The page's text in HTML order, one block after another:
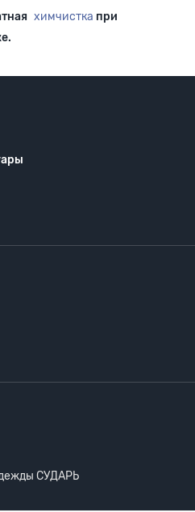
химчистка при
СУДАРЬ